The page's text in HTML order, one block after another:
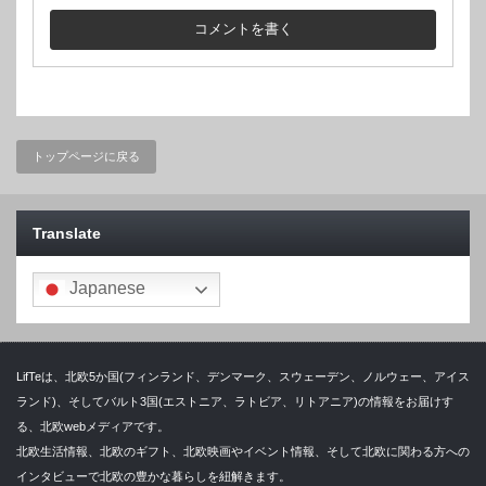
トップページに戻る
Translate
Japanese
LifTeは、北欧5か国(フィンランド、デンマーク、スウェーデン、ノルウェー、アイス
ランド)、そしてバルト3国(エストニア、ラトビア、リトアニア)の情報をお届けす
る、北欧webメディアです。
北欧生活情報、北欧のギフト、北欧映画やイベント情報、そして北欧に関わる方への
インタビューで北欧の豊かな暮らしを紐解きます。